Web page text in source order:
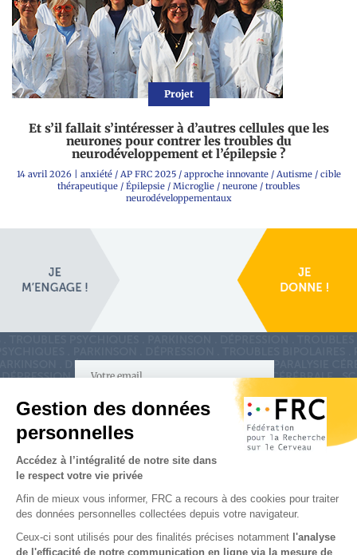
Projet
Et s’il fallait s’intéresser à d’autres cellules que les
neurones pour contrer les troubles du
neurodéveloppement et l’épilepsie ?
14 avril 2026| anxiété/ AP FRC 2025/ approche innovante/ Autisme/ cible
thérapeutique / Épilepsie / Microglie / neurone / troubles
neurodéveloppementaux
S'inscrire à la newsletter
les réseaux sociaux